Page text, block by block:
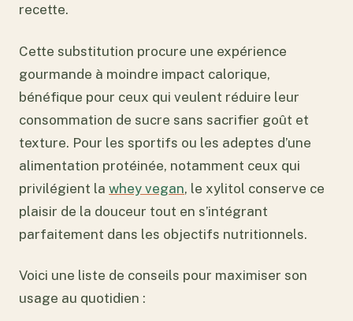
recette.
Cette substitution procure une expérience
gourmande à moindre impact calorique,
bénéfique pour ceux qui veulent réduire leur
consommation de sucre sans sacrifier goût et
texture. Pour les sportifs ou les adeptes d’une
alimentation protéinée, notamment ceux qui
privilégient la whey vegan, le xylitol conserve ce
plaisir de la douceur tout en s’intégrant
parfaitement dans les objectifs nutritionnels.
Voici une liste de conseils pour maximiser son
usage au quotidien :